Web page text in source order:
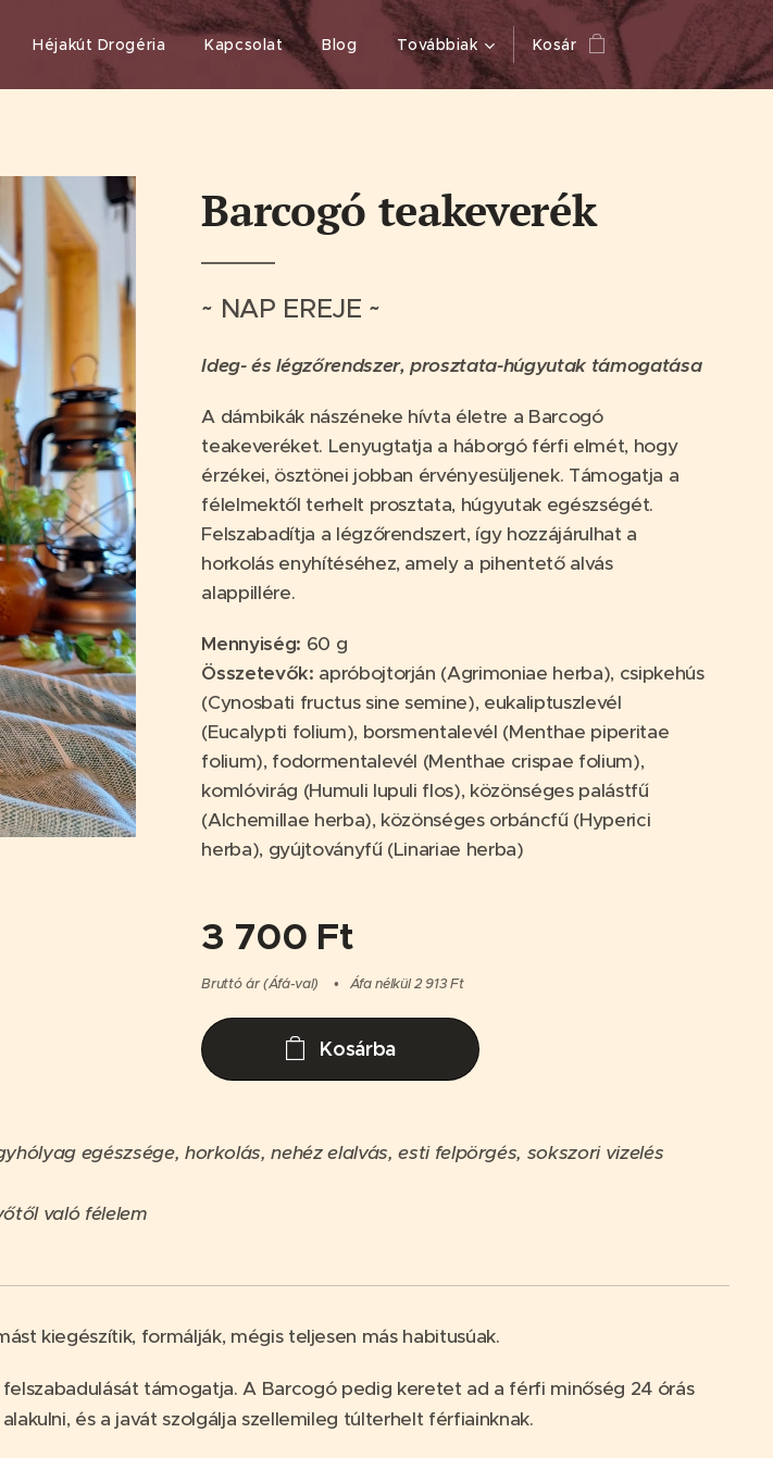
Héjakút Drogéria Kapcsolat Blog Továbbiak Kosár
Barcogó teakeverék
~ NAP EREJE ~
Ideg- és légzőrendszer, prosztata-húgyutak támogatása
A dámbikák nászéneke hívta életre a Barcogó
teakeveréket. Lenyugtatja a háborgó férfi elmét, hogy
érzékei, ösztönei jobban érvényesüljenek. Támogatja a
félelmektől terhelt prosztata, húgyutak egészségét.
Felszabadítja a légzőrendszert, így hozzájárulhat a
horkolás enyhítéséhez, amely a pihentető alvás
alappillére.
Mennyiség: 60 g
Összetevők: apróbojtorján (Agrimoniae herba), csipkehús
(Cynosbati fructus sine semine), eukaliptuszlevél
(Eucalypti folium), borsmentalevél (Menthae piperitae
folium), fodormentalevél (Menthae crispae folium),
komlóvirág (Humuli lupuli flos), közönséges palástfű
(Alchemillae herba), közönséges orbáncfű (Hyperici
herba), gyújtoványfű (Linariae herba)
3 700 Ft
Bruttó ár (Áfá-val) Áfa nélkül 2 913 Ft
Kosárba
egészsége, horkolás, nehéz elalvás, esti felpörgés, sokszori vizelés
való félelem
kiegészítik, formálják, mégis teljesen más habitusúak.
támogatja. A Barcogó pedig keretet ad a férfi minőség 24 órás
és a javát szolgálja szellemileg túlterhelt férfiainknak.